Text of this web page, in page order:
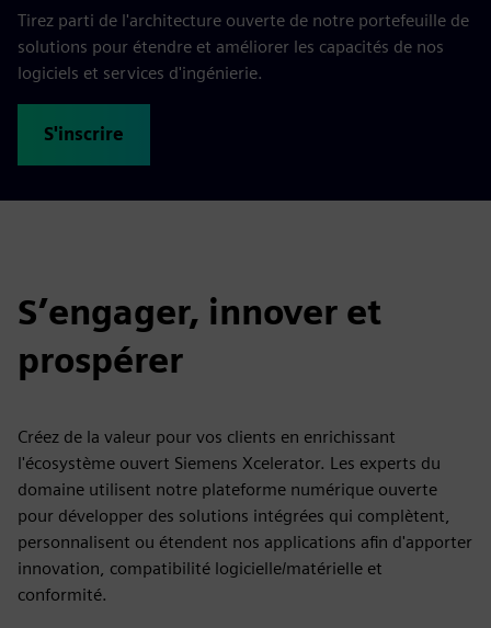
Tirez parti de l'architecture ouverte de notre portefeuille de
solutions pour étendre et améliorer les capacités de nos
logiciels et services d'ingénierie.
S'inscrire
S’engager, innover et
prospérer
Créez de la valeur pour vos clients en enrichissant
l'écosystème ouvert Siemens Xcelerator. Les experts du
domaine utilisent notre plateforme numérique ouverte
pour développer des solutions intégrées qui complètent,
personnalisent ou étendent nos applications afin d'apporter
innovation, compatibilité logicielle/matérielle et
conformité.